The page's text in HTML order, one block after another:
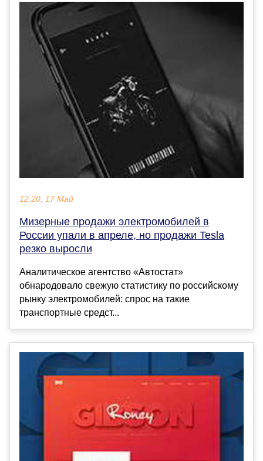
12:20, 17 Май
Мизерные продажи электромобилей в
России упали в апреле, но продажи Tesla
резко выросли
Аналитическое агентство «Автостат»
обнародовало свежую статистику по российскому
рынку электромобилей: спрос на такие
транспортные средст...